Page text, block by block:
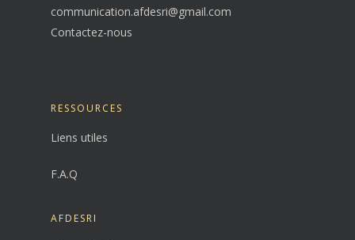
communication.afdesri@gmail.com
Contactez-nous
RESSOURCES
Liens utiles
F.A.Q
AFDESRI